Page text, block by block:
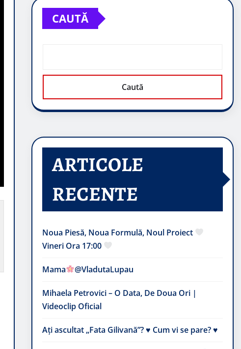
CAUTĂ
Caută
ARTICOLE
RECENTE
Noua Piesă, Noua Formulă, Noul Proiect
Vineri Ora 17:00
Mama @VladutaLupau
Mihaela Petrovici – O Data, De Doua Ori |
Videoclip Oficial
Ați ascultat „Fata Gilivană”? ♥️ Cum vi se pare? ♥️